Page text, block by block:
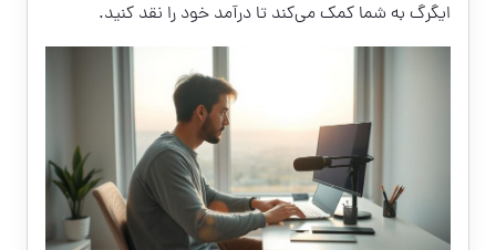
ایگرگ به شما کمک می‌کند تا درآمد خود را نقد کنید.